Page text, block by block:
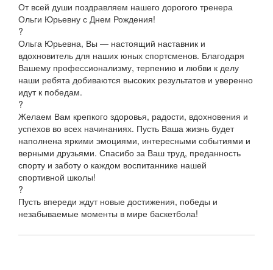
От всей души поздравляем нашего дорогого тренера
Ольги Юрьевну с Днем Рождения!
?
Ольга Юрьевна, Вы — настоящий наставник и
вдохновитель для наших юных спортсменов. Благодаря
Вашему профессионализму, терпению и любви к делу
наши ребята добиваются высоких результатов и уверенно
идут к победам.
?
Желаем Вам крепкого здоровья, радости, вдохновения и
успехов во всех начинаниях. Пусть Ваша жизнь будет
наполнена яркими эмоциями, интересными событиями и
верными друзьями. Спасибо за Ваш труд, преданность
спорту и заботу о каждом воспитаннике нашей
спортивной школы!
?
Пусть впереди ждут новые достижения, победы и
незабываемые моменты в мире баскетбола!